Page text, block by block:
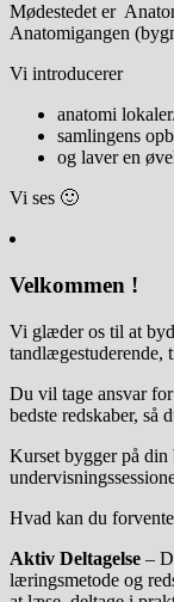
Mødestedet er
Anatomigangen
Vi introducerer
anatomi
samlingens
og laver en
Vi ses 🙂
Velkommen !
Vi glæder os til at
tandlægestuderende,
Du vil tage ansvar
bedste redskaber, så
Kurset bygger på
Hvad kan du
Aktiv Deltagelse –
læringsmetode og